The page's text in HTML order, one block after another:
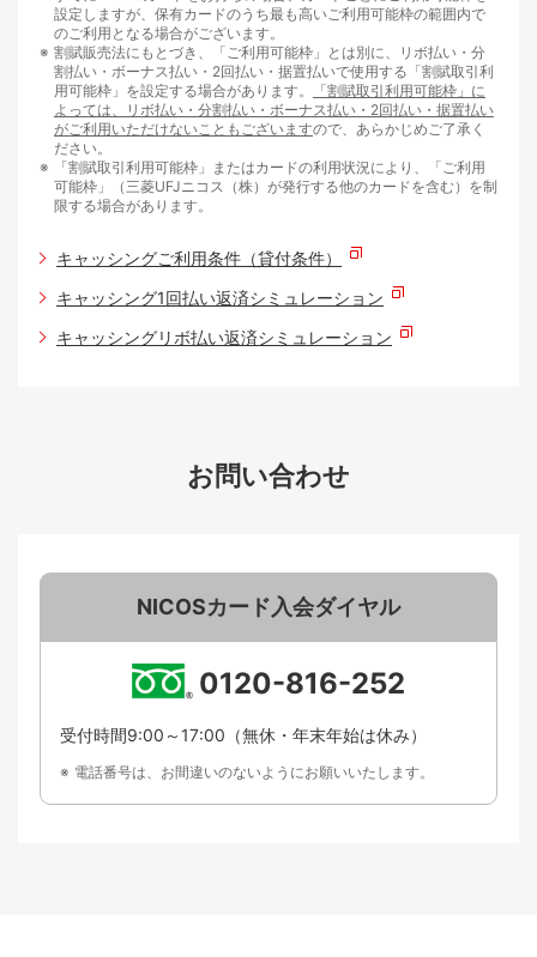
設定しますが、保有カードのうち最も高いご利用可能枠の範囲内で
のご利用となる場合がございます。
割賦販売法にもとづき、「ご利用可能枠」とは別に、リボ払い・分
割払い・ボーナス払い・2回払い・据置払いで使用する「割賦取引利
用可能枠」を設定する場合があります。
「割賦取引利用可能枠」に
よっては、リボ払い・分割払い・ボーナス払い・2回払い・据置払い
がご利用いただけないこともございますので、あらかじめご了承く
ださい。
「割賦取引利用可能枠」またはカードの利用状況により、「ご利用
可能枠」（三菱UFJニコス（株）が発行する他のカードを含む）を制
限する場合があります。
キャッシングご利用条件（貸付条件）
キャッシング1回払い返済シミュレーション
キャッシングリボ払い返済シミュレーション
お問い合わせ
NICOSカード入会ダイヤル
0120-816-252
受付時間9:00～17:00（無休・年末年始は休み）
電話番号は、お間違いのないようにお願いいたします。